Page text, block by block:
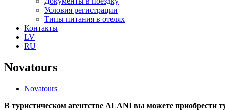
Условия регистрации
Типы питания в отелях
Контакты
LV
RU
Novatours
Novatours
В туристическом агентстве ALANI вы можете приобрести